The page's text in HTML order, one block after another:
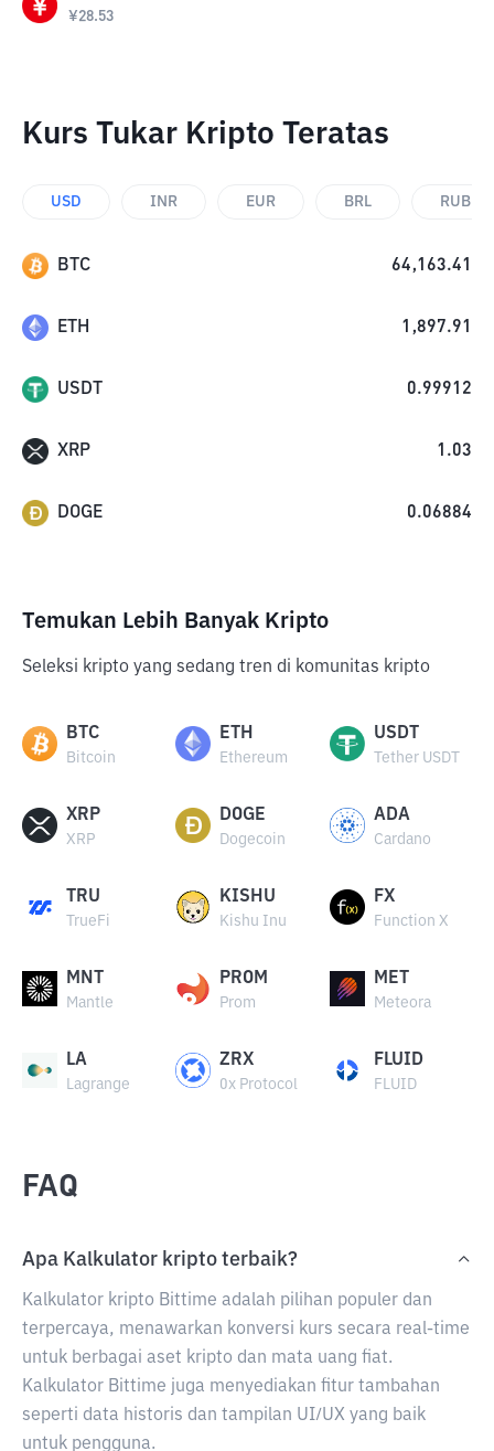
¥28.53
Kurs Tukar Kripto Teratas
USD INR EUR BRL RUB
BTC 64,163.41
ETH 1,897.91
USDT 0.99912
XRP 1.03
DOGE 0.06884
Temukan Lebih Banyak Kripto
Seleksi kripto yang sedang tren di komunitas kripto
BTC
Bitcoin
ETH
Ethereum
USDT
Tether USDT
XRP
XRP
DOGE
Dogecoin
ADA
Cardano
TRU
TrueFi
KISHU
Kishu Inu
FX
Function X
MNT
Mantle
PROM
Prom
MET
Meteora
LA
Lagrange
ZRX
0x Protocol
FLUID
FLUID
FAQ
Apa Kalkulator kripto terbaik?
Kalkulator kripto Bittime adalah pilihan populer dan
terpercaya, menawarkan konversi kurs secara real-time
untuk berbagai aset kripto dan mata uang fiat.
Kalkulator Bittime juga menyediakan fitur tambahan
seperti data historis dan tampilan UI/UX yang baik
untuk pengguna.